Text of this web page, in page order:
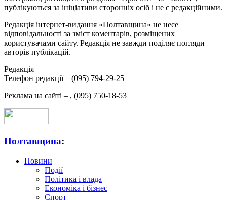
публікуються за ініціативи сторонніх осіб і не є редакційними.
Редакція інтернет-видання «Полтавщина» не несе
відповідальності за зміст коментарів, розміщених
користувачами сайту. Редакція не завжди поділяє погляди
авторів публікацій.
Редакція –
Телефон редакції – (095) 794-29-25
Реклама на сайті – , (095) 750-18-53
Полтавщина:
Новини
Події
Політика і влада
Економіка і бізнес
Спорт